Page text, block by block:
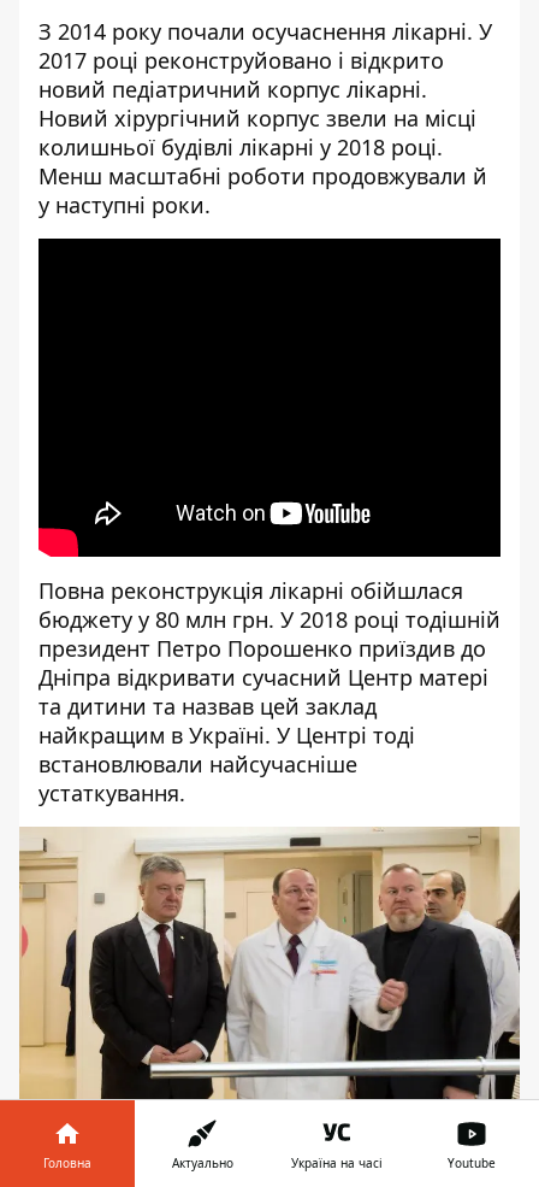
З 2014 року почали осучаснення лікарні. У
2017 році реконструйовано і відкрито
новий педіатричний корпус лікарні.
Новий хірургічний корпус звели на місці
колишньої будівлі лікарні у 2018 році.
Менш масштабні роботи продовжували й
у наступні роки.
Повна реконструкція лікарні обійшлася
бюджету у 80 млн грн. У 2018 році тодішній
президент Петро Порошенко приїздив до
Дніпра відкривати сучасний Центр матері
та дитини та назвав цей заклад
найкращим в Україні. У Центрі тоді
встановлювали найсучасніше
устаткування.
Петро Порошенко та Ігор Македонський на
Головна Актуально Україна на часі Youtube